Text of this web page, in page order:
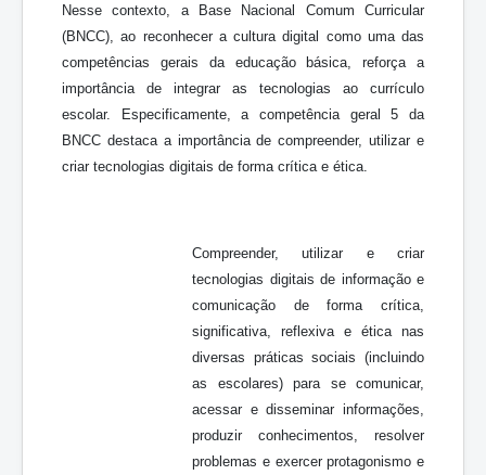
Nesse contexto, a Base Nacional Comum Curricular
(BNCC), ao reconhecer a cultura digital como uma das
competências gerais da educação básica, reforça a
importância de integrar as tecnologias ao currículo
escolar. Especificamente, a competência geral 5 da
BNCC destaca a importância de compreender, utilizar e
criar tecnologias digitais de forma crítica e ética.
Compreender, utilizar e criar
tecnologias digitais de informação e
comunicação de forma crítica,
significativa, reflexiva e ética nas
diversas práticas sociais (incluindo
as escolares) para se comunicar,
acessar e disseminar informações,
produzir conhecimentos, resolver
problemas e exercer protagonismo e